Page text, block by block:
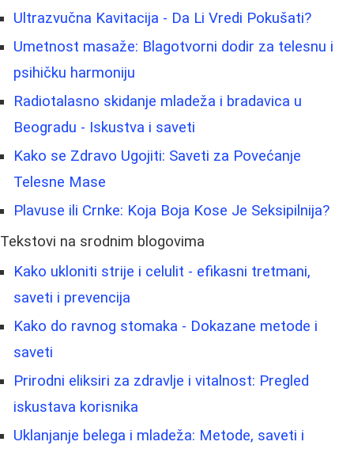
Ultrazvučna Kavitacija - Da Li Vredi Pokušati?
Umetnost masaže: Blagotvorni dodir za telesnu i
psihičku harmoniju
Radiotalasno skidanje mladeža i bradavica u
Beogradu - Iskustva i saveti
Kako se Zdravo Ugojiti: Saveti za Povećanje
Telesne Mase
Plavuse ili Crnke: Koja Boja Kose Je Seksipilnija?
Tekstovi na srodnim blogovima
Kako ukloniti strije i celulit - efikasni tretmani,
saveti i prevencija
Kako do ravnog stomaka - Dokazane metode i
saveti
Prirodni eliksiri za zdravlje i vitalnost: Pregled
iskustava korisnika
Uklanjanje belega i mladeža: Metode, saveti i